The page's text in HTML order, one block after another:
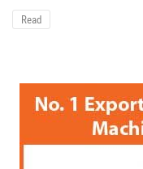
Read